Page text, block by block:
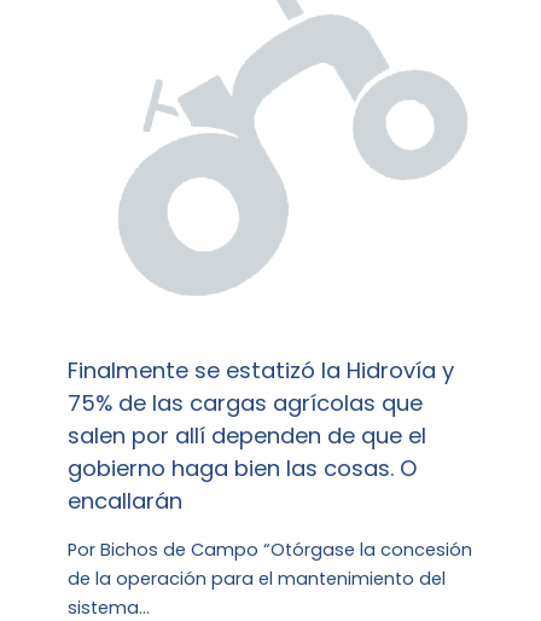
Finalmente se estatizó la Hidrovía y
75% de las cargas agrícolas que
salen por allí dependen de que el
gobierno haga bien las cosas. O
encallarán
Por Bichos de Campo “Otórgase la concesión
de la operación para el mantenimiento del
sistema…